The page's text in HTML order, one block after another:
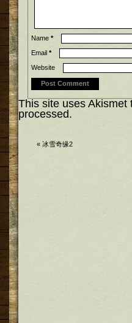
Name *
Email *
Website
This site uses Akismet
processed.
« 冰雪奇缘2